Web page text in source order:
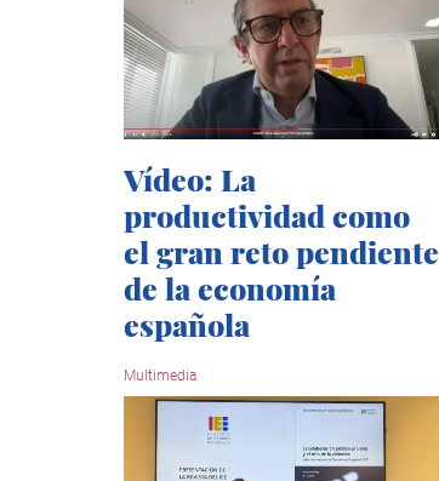
Vídeo: La
productividad como
el gran reto pendiente
de la economía
española
Multimedia